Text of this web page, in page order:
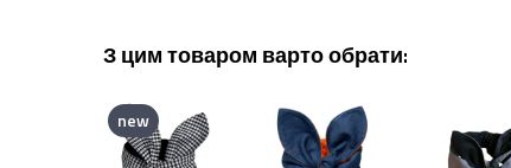
З цим товаром варто обрати:
new